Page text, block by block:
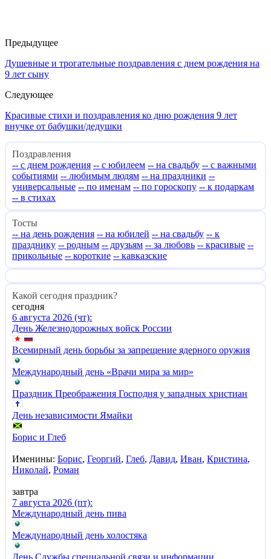
Предыдущее
Душевные и трогательные поздравления с днем рождения на
9 лет сыну
Следующее
Красивые стихи и поздравления ко дню рождения 9 лет
внучке от бабушки/дедушки
Поздравления
-- с днем рождения -- с юбилеем -- на свадьбу -- с важными
событиями -- любимым людям -- на праздники --
универсальные -- по именам -- по гороскопу -- к подаркам
-- в стихах
Тосты
-- на день рождения -- на юбилей -- на свадьбу -- к
празднику -- родным -- друзьям -- за любовь -- красивые --
прикольные -- короткие -- кавказские
Какой сегодня праздник?
сегодня
6 августа 2026 (чт):
День Железнодорожных войск России
Всемирный день борьбы за запрещение ядерного оружия
Международный день «Врачи мира за мир»
Праздник Преображения Господня у западных христиан
День независимости Ямайки
Борис и Глеб
Именины: Борис, Георгий, Глеб, Давид, Иван, Кристина,
Николай, Роман
завтра
7 августа 2026 (пт):
Международный день пива
Международный день холостяка
День Службы специальной связи и информации